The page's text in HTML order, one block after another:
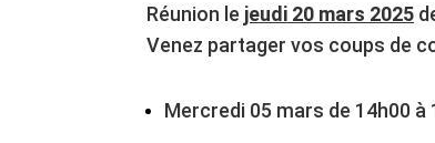
Réunion le jeudi 20 mars 2025
Venez partager vos coups de
Mercredi 05 mars de 14h00